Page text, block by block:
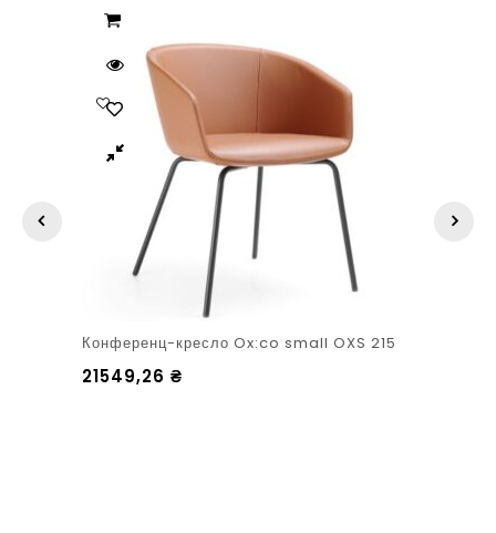
Конференц-кресло Ox:co small OXS 215
21549,26 ₴